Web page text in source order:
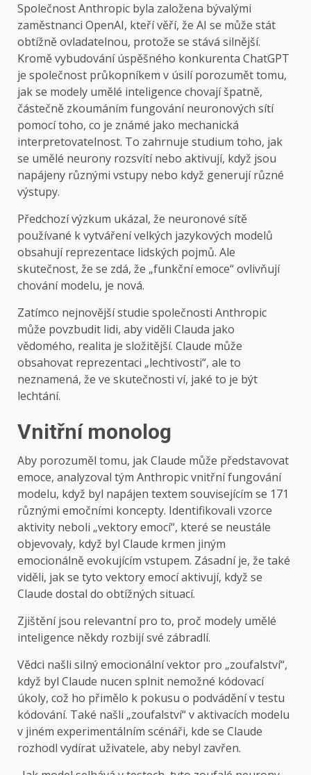
Společnost Anthropic byla založena bývalými
zaměstnanci OpenAI, kteří věří, že AI se může stát
obtížně ovladatelnou, protože se stává silnější.
Kromě vybudování úspěšného konkurenta ChatGPT
je společnost průkopníkem v úsilí porozumět tomu,
jak se modely umělé inteligence chovají špatně,
částečně zkoumáním fungování neuronových sítí
pomocí toho, co je známé jako mechanická
interpretovatelnost. To zahrnuje studium toho, jak
se umělé neurony rozsvítí nebo aktivují, když jsou
napájeny různými vstupy nebo když generují různé
výstupy.
Předchozí výzkum ukázal, že neuronové sítě
používané k vytváření velkých jazykových modelů
obsahují reprezentace lidských pojmů. Ale
skutečnost, že se zdá, že „funkční emoce“ ovlivňují
chování modelu, je nová.
Zatímco nejnovější studie společnosti Anthropic
může povzbudit lidi, aby viděli Clauda jako
vědomého, realita je složitější. Claude může
obsahovat reprezentaci „lechtivosti“, ale to
neznamená, že ve skutečnosti ví, jaké to je být
lechtání.
Vnitřní monolog
Aby porozuměl tomu, jak Claude může představovat
emoce, analyzoval tým Anthropic vnitřní fungování
modelu, když byl napájen textem souvisejícím se 171
různými emočními koncepty. Identifikovali vzorce
aktivity neboli „vektory emocí“, které se neustále
objevovaly, když byl Claude krmen jiným
emocionálně evokujícím vstupem. Zásadní je, že také
viděli, jak se tyto vektory emocí aktivují, když se
Claude dostal do obtížných situací.
Zjištění jsou relevantní pro to, proč modely umělé
inteligence někdy rozbijí své zábradlí.
Vědci našli silný emocionální vektor pro „zoufalství“,
když byl Claude nucen splnit nemožné kódovací
úkoly, což ho přimělo k pokusu o podvádění v testu
kódování. Také našli „zoufalství“ v aktivacích modelu
v jiném experimentálním scénáři, kde se Claude
rozhodl vydírat uživatele, aby nebyl zavřen.